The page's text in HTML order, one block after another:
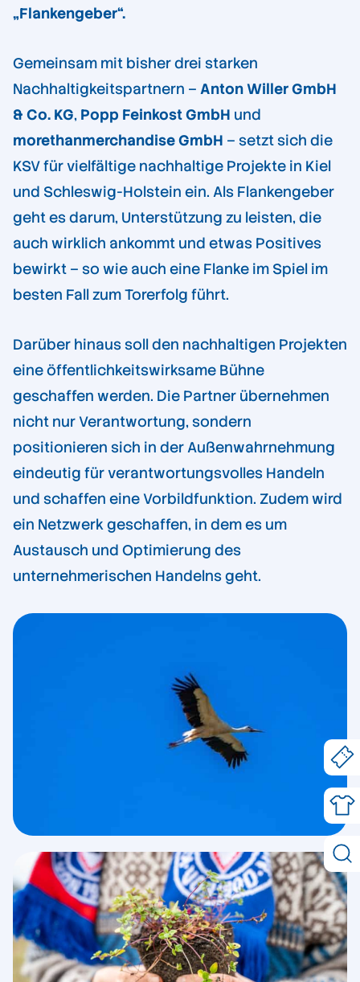
„Flankengeber“.
Gemeinsam mit bisher drei starken
Nachhaltigkeitspartnern – Anton Willer GmbH
& Co. KG, Popp Feinkost GmbH und
morethanmerchandise GmbH – setzt sich die
KSV für vielfältige nachhaltige Projekte in Kiel
und Schleswig-Holstein ein. Als Flankengeber
geht es darum, Unterstützung zu leisten, die
auch wirklich ankommt und etwas Positives
bewirkt – so wie auch eine Flanke im Spiel im
besten Fall zum Torerfolg führt.
Darüber hinaus soll den nachhaltigen Projekten
eine öffentlichkeitswirksame Bühne
geschaffen werden. Die Partner übernehmen
nicht nur Verantwortung, sondern
positionieren sich in der Außenwahrnehmung
eindeutig für verantwortungsvolles Handeln
und schaffen eine Vorbildfunktion. Zudem wird
ein Netzwerk geschaffen, in dem es um
Austausch und Optimierung des
unternehmerischen Handelns geht.